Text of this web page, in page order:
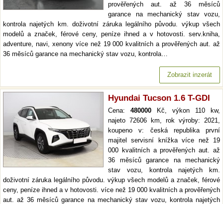
prověřených aut. až 36 měsíců
garance na mechanický stav vozu,
kontrola najetých km. doživotní záruka legálního původu. výkup všech
modelů a značek, férové ceny, peníze ihned a v hotovosti. serv.kniha,
adventure, navi, xenony více než 19 000 kvalitních a prověřených aut. až
36 měsíců garance na mechanický stav vozu, kontrola…
Zobrazit inzerát
Hyundai Tucson 1.6 T-GDI
Cena: 480000 Kč, výkon 110 kw,
najeto 72606 km, rok výroby: 2021,
koupeno v: česká republika první
majitel servisní knížka více než 19
000 kvalitních a prověřených aut. až
36 měsíců garance na mechanický
stav vozu, kontrola najetých km.
doživotní záruka legálního původu. výkup všech modelů a značek, férové
ceny, peníze ihned a v hotovosti. více než 19 000 kvalitních a prověřených
aut. až 36 měsíců garance na mechanický stav vozu, kontrola najetých